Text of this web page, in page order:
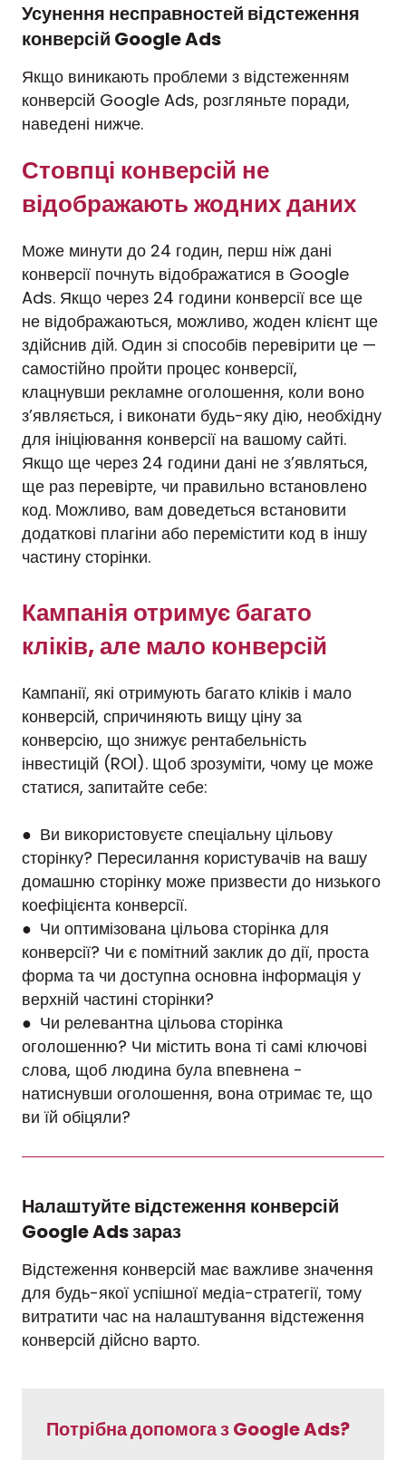
Усунення несправностей відстеження
конверсій Google Ads
Якщо виникають проблеми з відстеженням
конверсій Google Ads, розгляньте поради,
наведені нижче.
Стовпці конверсій не
відображають жодних даних
Може минути до 24 годин, перш ніж дані
конверсії почнуть відображатися в Google
Ads. Якщо через 24 години конверсії все ще
не відображаються, можливо, жоден клієнт ще
здійснив дій. Один зі способів перевірити це —
самостійно пройти процес конверсії,
клацнувши рекламне оголошення, коли воно
з’являється, і виконати будь-яку дію, необхідну
для ініціювання конверсії на вашому сайті.
Якщо ще через 24 години дані не з’являться,
ще раз перевірте, чи правильно встановлено
код. Можливо, вам доведеться встановити
додаткові плагіни або перемістити код в іншу
частину сторінки.
Кампанія отримує багато
кліків, але мало конверсій
Кампанії, які отримують багато кліків і мало
конверсій, спричиняють вищу ціну за
конверсію, що знижує рентабельність
інвестицій (ROI). Щоб зрозуміти, чому це може
статися, запитайте себе:
● Ви використовуєте спеціальну цільову
сторінку? Пересилання користувачів на вашу
домашню сторінку може призвести до низького
коефіцієнта конверсії.
● Чи оптимізована цільова сторінка для
конверсії? Чи є помітний заклик до дії, проста
форма та чи доступна основна інформація у
верхній частині сторінки?
● Чи релевантна цільова сторінка
оголошенню? Чи містить вона ті самі ключові
слова, щоб людина була впевнена -
натиснувши оголошення, вона отримає те, що
ви їй обіцяли?
Налаштуйте відстеження конверсій
Google Ads зараз
Відстеження конверсій має важливе значення
для будь-якої успішної медіа-стратегії, тому
витратити час на налаштування відстеження
конверсій дійсно варто.
Потрібна допомога з Google Ads?